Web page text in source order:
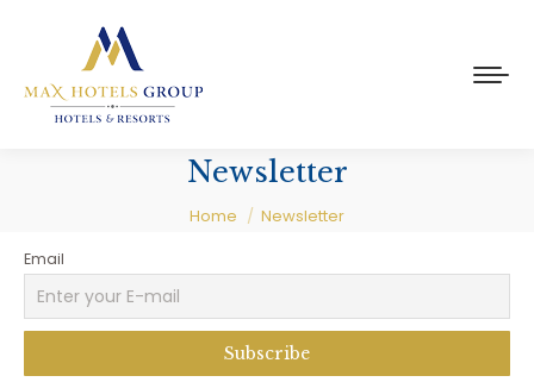
Newsletter
You are here:
Home Newsletter
Email